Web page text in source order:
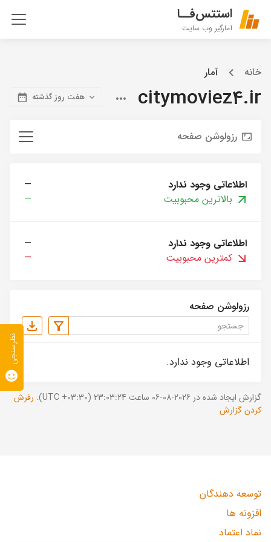
استتس‌فــا
آمارگیر وب سایت
خانه آمار
citymoviez4.ir هفت روز گذشته
رزولوشن صفحه
اطلاعاتی وجود ندارد
—
بالاترین محبوبیت
—
اطلاعاتی وجود ندارد
—
کمترین محبوبیت
—
رزولوشن صفحه
اطلاعاتی وجود ندارد.
گزارش ایجاد شده در 2026-08-06 ساعت 23:03:24 (UTC +03:30).
رفرش
کردن گزارش
توسعه دهندگان
افزونه ها
نماد اعتماد
نظرسنجی